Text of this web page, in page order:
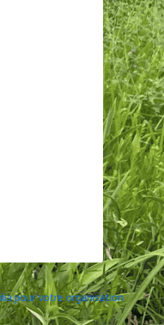
pour votre organisation